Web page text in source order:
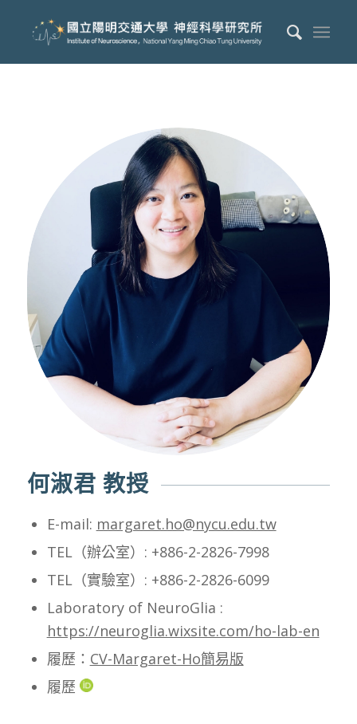
何淑君 教授
E-mail: margaret.ho@nycu.edu.tw
TEL（辦公室）: +886-2-2826-7998
TEL（實驗室）: +886-2-2826-6099
Laboratory of NeuroGlia :
https://neuroglia.wixsite.com/ho-lab-en
履歷： CV-Margaret-Ho簡易版
履歷